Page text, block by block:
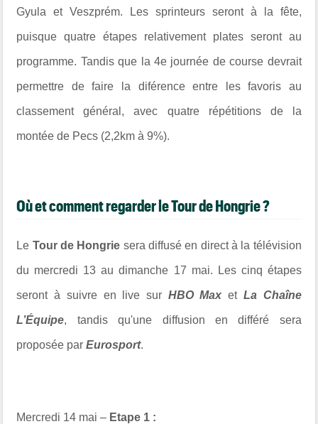
Gyula et Veszprém. Les sprinteurs seront à la fête,
puisque quatre étapes relativement plates seront au
programme. Tandis que la 4e journée de course devrait
permettre de faire la diférence entre les favoris au
classement général, avec quatre répétitions de la
montée de Pecs (2,2km à 9%).
Où et comment regarder le Tour de Hongrie ?
Le Tour de Hongrie sera diffusé en direct à la télévision
du mercredi 13 au dimanche 17 mai. Les cinq étapes
seront à suivre en live sur HBO Max et La Chaîne
L’Équipe, tandis qu'une diffusion en différé sera
proposée parEurosport.
Mercredi 14 mai – Etape 1 :